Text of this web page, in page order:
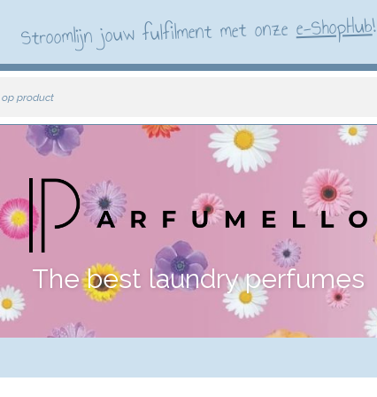
Stroomlijn jouw fulfilment met onzee-ShopHub!
op product
The best laundry perfumes